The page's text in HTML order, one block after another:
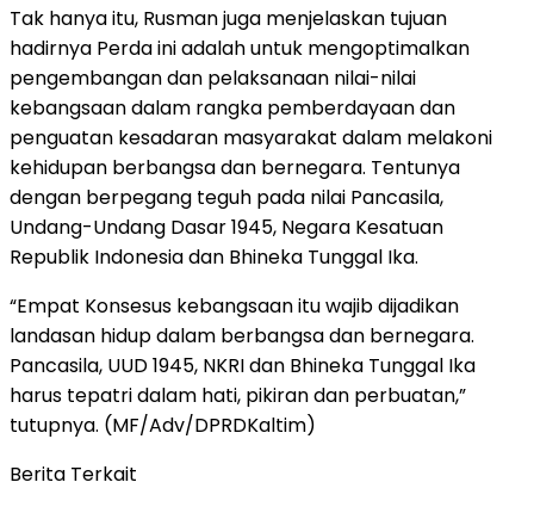
Tak hanya itu, Rusman juga menjelaskan tujuan
hadirnya Perda ini adalah untuk mengoptimalkan
pengembangan dan pelaksanaan nilai-nilai
kebangsaan dalam rangka pemberdayaan dan
penguatan kesadaran masyarakat dalam melakoni
kehidupan berbangsa dan bernegara. Tentunya
dengan berpegang teguh pada nilai Pancasila,
Undang-Undang Dasar 1945, Negara Kesatuan
Republik Indonesia dan Bhineka Tunggal Ika.
“Empat Konsesus kebangsaan itu wajib dijadikan
landasan hidup dalam berbangsa dan bernegara.
Pancasila, UUD 1945, NKRI dan Bhineka Tunggal Ika
harus tepatri dalam hati, pikiran dan perbuatan,”
tutupnya. (MF/Adv/DPRDKaltim)
Berita Terkait